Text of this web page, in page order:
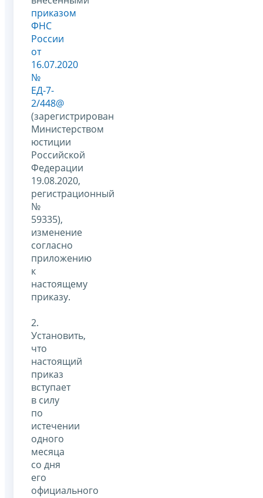
приказом
ФНС
России
от
16.07.2020
№
ЕД-7-
2/448@
(зарегистрирован
Министерством
юстиции
Российской
Федерации
19.08.2020,
регистрационный
№
59335),
изменение
согласно
приложению
к
настоящему
приказу.
2.
Установить,
что
настоящий
приказ
вступает
в силу
по
истечении
одного
месяца
со дня
его
официального